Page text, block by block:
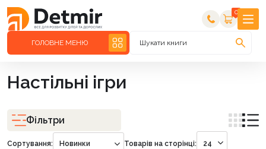
0
ГОЛОВНЕ МЕНЮ Шукати книги
Настільні ігри
Фільтри
Сортування: Новинки Товарів на сторінці: 24